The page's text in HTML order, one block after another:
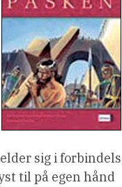
sig i
til på egen hånd